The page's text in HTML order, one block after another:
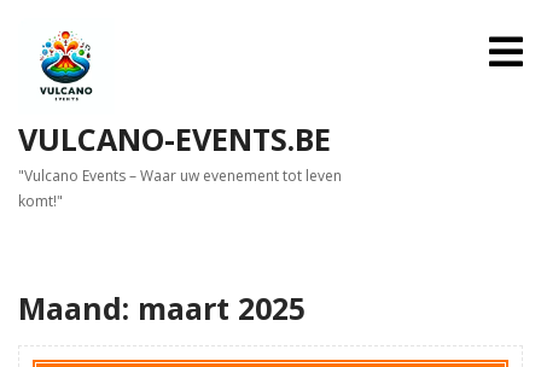
content
VULCANO-EVENTS.BE
"Vulcano Events – Waar uw evenement tot leven
komt!"
Maand: maart 2025